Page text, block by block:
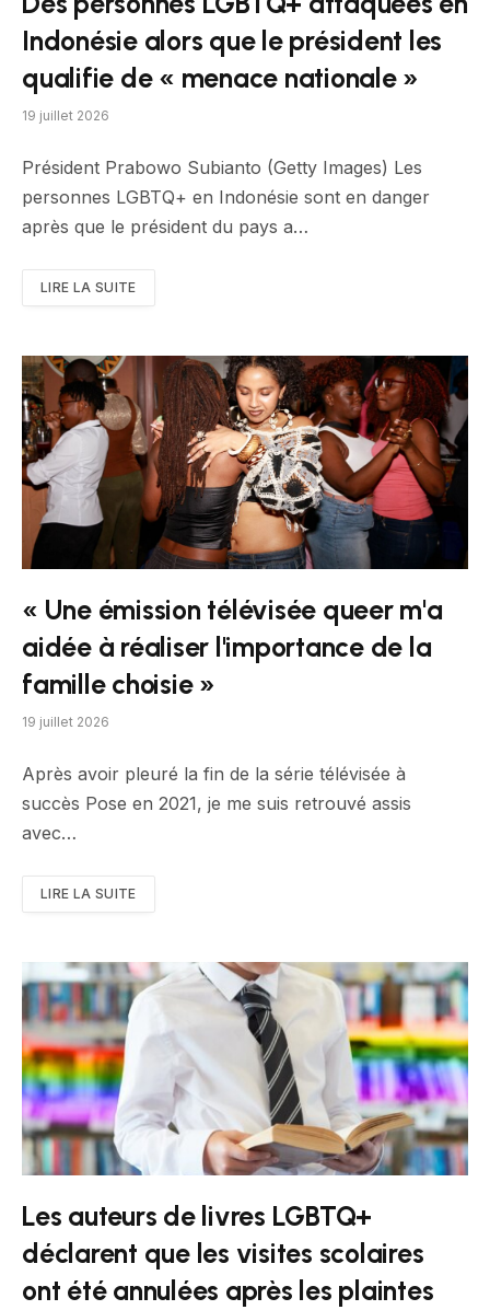
Indonésie alors que le président les
qualifie de « menace nationale »
19 juillet 2026
Président Prabowo Subianto (Getty Images) Les
personnes LGBTQ+ en Indonésie sont en danger
après que le président du pays a…
LIRE LA SUITE
« Une émission télévisée queer m'a
aidée à réaliser l'importance de la
famille choisie »
19 juillet 2026
Après avoir pleuré la fin de la série télévisée à
succès Pose en 2021, je me suis retrouvé assis
avec…
LIRE LA SUITE
Les auteurs de livres LGBTQ+
déclarent que les visites scolaires
ont été annulées après les plaintes